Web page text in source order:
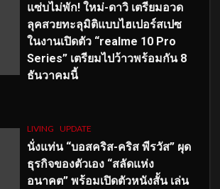
แซ่บไม่พัก! ใหม่-ดาวิ เตรียมอวด
ลุคสวยทะลุมิติแบบไฮเปอร์สเปซ
ในงานเปิดตัว “realme 10 Pro
Series” เตรียมไปว้าวพร้อมกัน 8
ธันวาคมนี้
LIVING UPDATE
นั่งแท่น “บอสคริส-คริส พีรวัส” ผุด
ธุรกิจของตัวเอง “สลัดแห่ง
อนาคต” พร้อมเปิดตัวหนังสั้น เล่น